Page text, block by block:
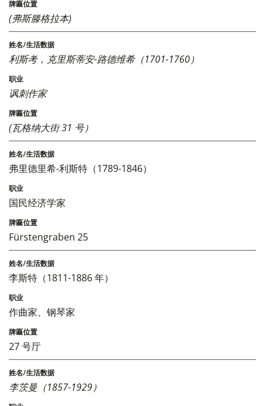
(弗斯滕格拉本)
利斯考，克里斯蒂安-路德维希（1701-1760）
讽刺作家
(瓦格纳大街 31 号）
弗里德里希-利斯特（1789-1846）
国民经济学家
Fürstengraben 25
李斯特（1811-1886 年）
作曲家、钢琴家
27 号厅
李茨曼（1857-1929）